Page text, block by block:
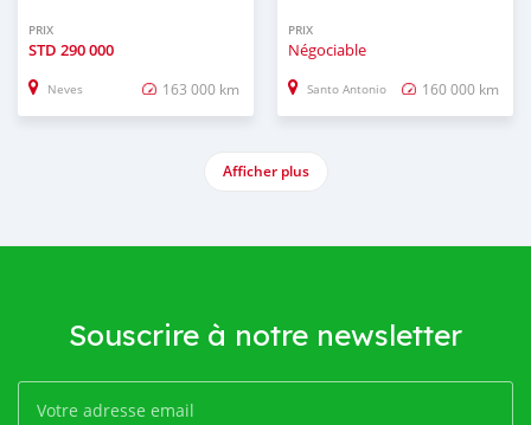
PRIX
STD 290 000
Neves 163 000 km
PRIX
Négociable
Santo Antonio 160 000 km
Afficher plus
Souscrire à notre newsletter